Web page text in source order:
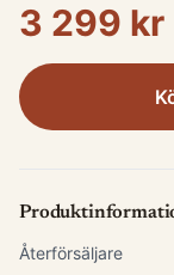
3 299 kr
Återförsäljare